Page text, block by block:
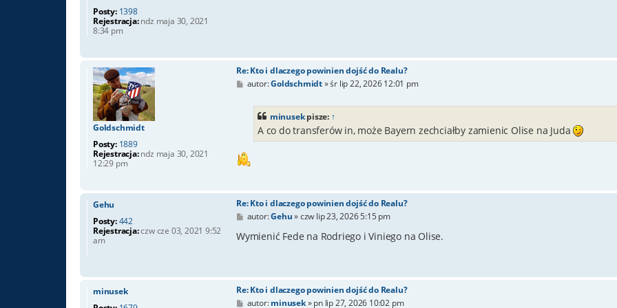
Posty: 1398
Rejestracja:ndz maja 30, 2021
8:34 pm
Goldschmidt
Posty: 1889
Rejestracja:ndz maja 30, 2021
12:29 pm
Re: Kto i dlaczego powinien dojść do Realu?
Pautor:Goldschmidt»śr lip 22, 2026 12:01 pm
minusekpisze: ↑
A co do transferów in, może Bayern zechciałby zamienic Olise na Juda
Gehu
Posty:442
Rejestracja:czw cze 03, 2021 9:52
am
Re: Kto i dlaczego powinien dojść do Realu?
P
s
t
autor:Gehu»czw lip 23, 2026 5:15 pm
Wymienić Fede na Rodriego i Viniego na Olise.
minusek
Re: Kto i dlaczego powinien dojść do Realu?
Pautor:minusek»pn lip 27, 2026 10:02 pm